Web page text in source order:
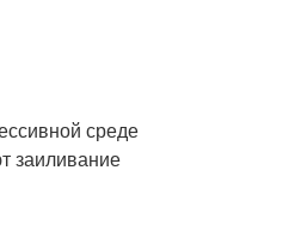
среде
заиливание